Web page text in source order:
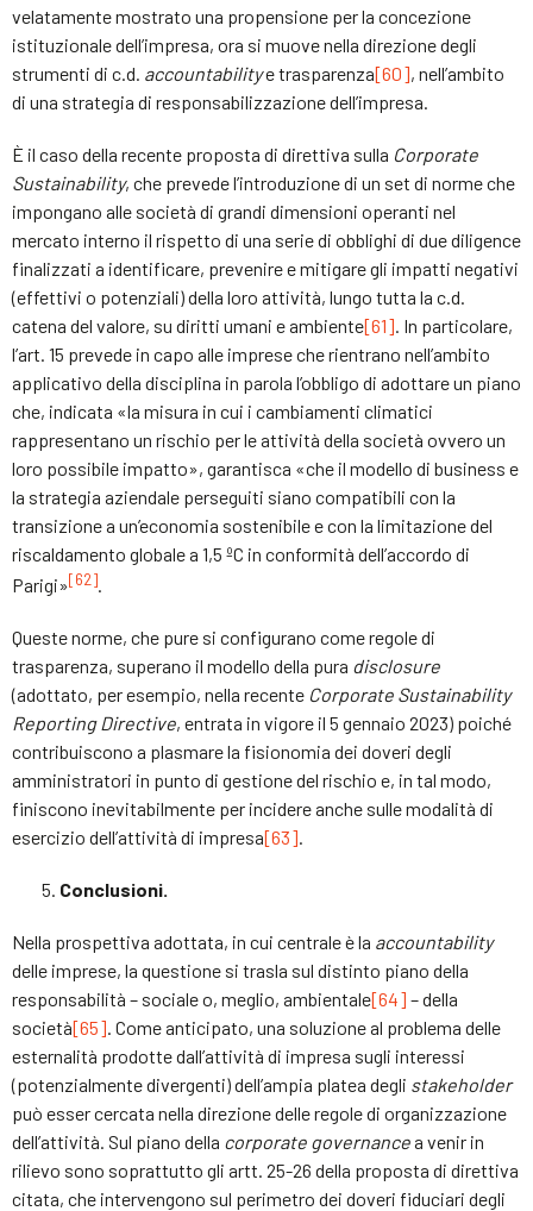
velatamente mostrato una propensione per la concezione
istituzionale dell’impresa, ora si muove nella direzione degli
strumenti di c.d. accountabilitye trasparenza[60], nell’ambito
di una strategia di responsabilizzazione dell’impresa.
È il caso della recente proposta di direttiva sulla Corporate
Sustainability, che prevede l’introduzione di un set di norme che
impongano alle società di grandi dimensioni operanti nel
mercato interno il rispetto di una serie di obblighi di due diligence
finalizzati a identificare, prevenire e mitigare gli impatti negativi
(effettivi o potenziali) della loro attività, lungo tutta la c.d.
catena del valore, su diritti umani e ambiente[61] . In particolare,
l’art. 15 prevede in capo alle imprese che rientrano nell’ambito
applicativo della disciplina in parola l’obbligo di adottare un piano
che, indicata «la misura in cui i cambiamenti climatici
rappresentano un rischio per le attività della società ovvero un
loro possibile impatto», garantisca «che il modello di business e
la strategia aziendale perseguiti siano compatibili con la
transizione a un’economia sostenibile e con la limitazione del
riscaldamento globale a 1,5 ºC in conformità dell’accordo di
Parigi»[62].
Queste norme, che pure si configurano come regole di
trasparenza, superano il modello della pura disclosure
(adottato, per esempio, nella recente Corporate Sustainability
Reporting Directive, entrata in vigore il 5 gennaio 2023) poiché
contribuiscono a plasmare la fisionomia dei doveri degli
amministratori in punto di gestione del rischio e, in tal modo,
finiscono inevitabilmente per incidere anche sulle modalità di
esercizio dell’attività di impresa[63].
Conclusioni.
Nella prospettiva adottata, in cui centrale è la accountability
delle imprese, la questione si trasla sul distinto piano della
responsabilità – sociale o, meglio, ambientale[64] – della
società[65]. Come anticipato, una soluzione al problema delle
esternalità prodotte dall’attività di impresa sugli interessi
(potenzialmente divergenti) dell’ampia platea degli stakeholder
può esser cercata nella direzione delle regole di organizzazione
dell’attività. Sul piano della corporate governancea venir in
rilievo sono soprattutto gli artt. 25-26 della proposta di direttiva
citata, che intervengono sul perimetro dei doveri fiduciari degli